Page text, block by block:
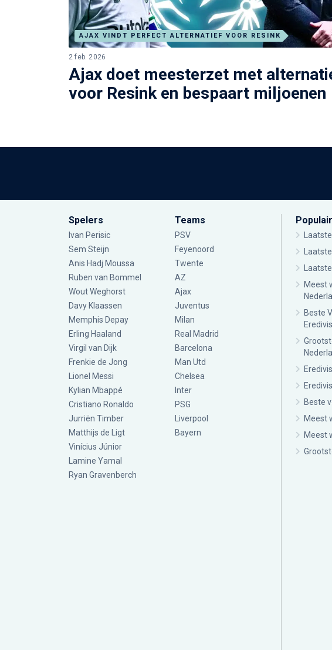
AJAX VINDT PERFECT ALTERNATIEF VOOR RESINK
2 feb. 2026
Ajax doet meesterzet met
voor Resink en bespaart miljoenen
Spelers
Ivan Perisic
Sem Steijn
Anis Hadj Moussa
Ruben van Bommel
Wout Weghorst
Davy Klaassen
Memphis Depay
Erling Haaland
Virgil van Dijk
Frenkie de Jong
Lionel Messi
Kylian Mbappé
Cristiano Ronaldo
Jurriën Timber
Matthijs de Ligt
Vinícius Júnior
Lamine Yamal
Ryan Gravenberch
Teams
PSV
Feyenoord
Twente
AZ
Ajax
Juventus
Milan
Real Madrid
Barcelona
Man Utd
Chelsea
Inter
PSG
Liverpool
Bayern
Meest
Beste
Beste
Meest
Meest